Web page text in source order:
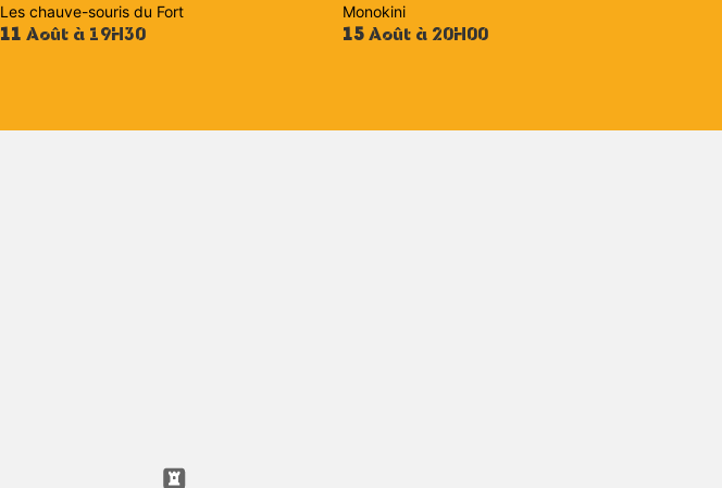
Les chauve-souris du Fort
11 Août à 19H30
Monokini
15 Août à 20H00